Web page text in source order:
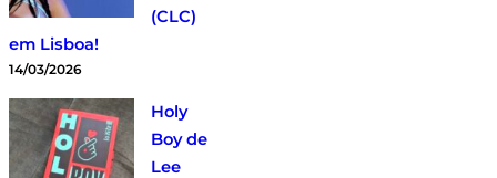
(CLC)
em Lisboa!
14/03/2026
Holy
Boy de
Lee